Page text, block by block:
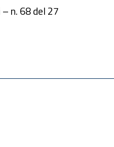
n. 68 del 27